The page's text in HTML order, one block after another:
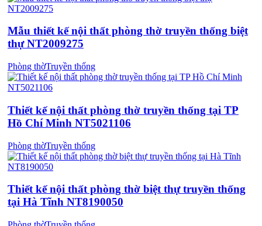
Mẫu thiết kế nội thất phòng thờ truyền thống biệt
thự NT2009275
Phòng thờTruyền thống
Thiết kế nội thất phòng thờ truyền thống tại TP
Hồ Chí Minh NT5021106
Phòng thờTruyền thống
Thiết kế nội thất phòng thờ biệt thự truyền thống
tại Hà Tĩnh NT8190050